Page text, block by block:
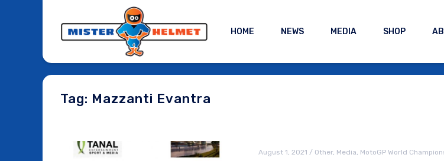
HOME NEWS MEDIA SHOP
Tag: Mazzanti Evantra
August 1, 2021 / Other, Media, MotoGP World